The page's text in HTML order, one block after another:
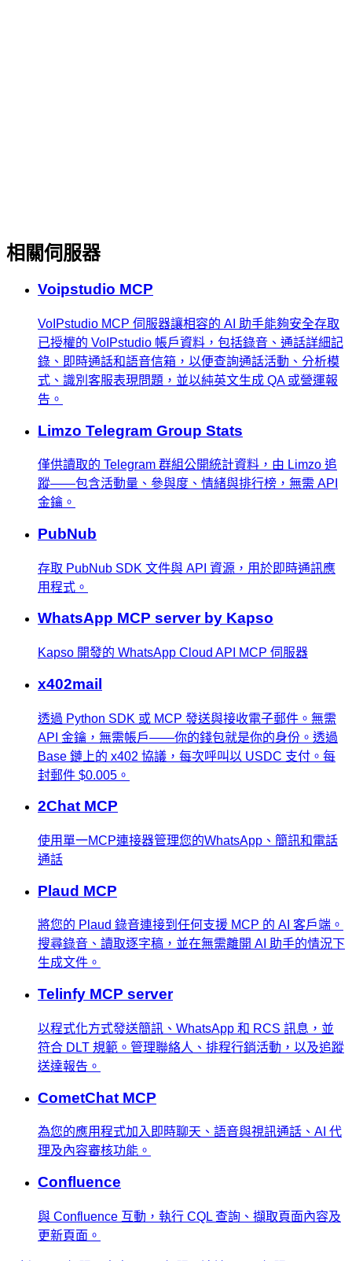
相關伺服器
Voipstudio MCP
VoIPstudio MCP 伺服器讓相容的 AI 助手能夠安全存取
已授權的 VoIPstudio 帳戶資料，包括錄音、通話詳細記
錄、即時通話和語音信箱，以便查詢通話活動、分析模
式、識別客服表現問題，並以純英文生成 QA 或營運報
告。
Limzo Telegram Group Stats
僅供讀取的 Telegram 群組公開統計資料，由 Limzo 追
蹤——包含活動量、參與度、情緒與排行榜，無需 API
金鑰。
PubNub
存取 PubNub SDK 文件與 API 資源，用於即時通訊應
用程式。
WhatsApp MCP server by Kapso
Kapso 開發的 WhatsApp Cloud API MCP 伺服器
x402mail
透過 Python SDK 或 MCP 發送與接收電子郵件。無需
API 金鑰，無需帳戶——你的錢包就是你的身份。透過
Base 鏈上的 x402 協議，每次呼叫以 USDC 支付。每
封郵件 $0.005。
2Chat MCP
使用單一MCP連接器管理您的WhatsApp、簡訊和電話
通話
Plaud MCP
將您的 Plaud 錄音連接到任何支援 MCP 的 AI 客戶端。
搜尋錄音、讀取逐字稿，並在無需離開 AI 助手的情況下
生成文件。
Telinfy MCP server
以程式化方式發送簡訊、WhatsApp 和 RCS 訊息，並
符合 DLT 規範。管理聯絡人、排程行銷活動，以及追蹤
送達報告。
CometChat MCP
為您的應用程式加入即時聊天、語音與視訊通話、AI 代
理及內容審核功能。
Confluence
與 Confluence 互動，執行 CQL 查詢、擷取頁面內容及
更新頁面。